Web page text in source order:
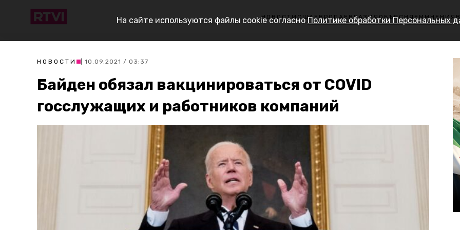
НОВОСТИ США ЕВРОПА ЕВРАЗИЯ ОБЪЯСНЯЕМ МНЕНИЯ
НОВОСТИ | 10.09.2021 / 03:37
Байден обязал вакцинироваться от COVID
госслужащих и работников компаний
На сайте используются файлы cookie согласноПолитике обработки Персональных